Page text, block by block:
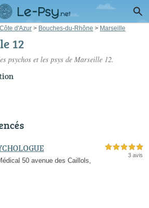
d'Azur > Bouches-du-Rhône > Marseille
12
psychos et les psys de Marseille 12.
50 avenue des Caillols,
5,0 étoiles sur 5
3 avis